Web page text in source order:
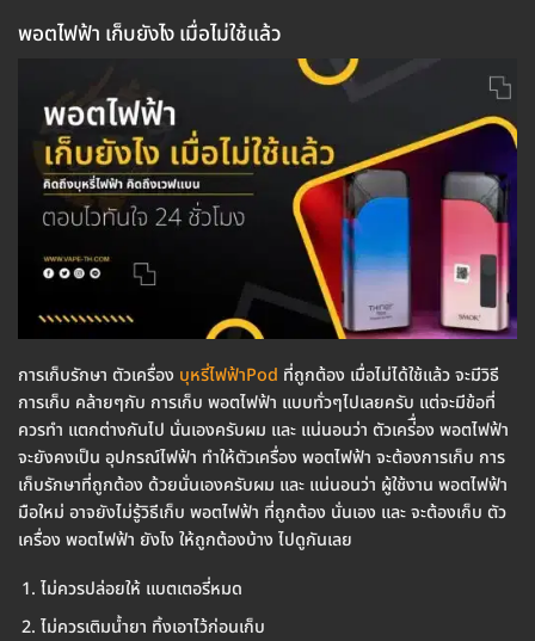
พอตไฟฟ้า เก็บยังไง เมื่อไม่ใช้แล้ว
การเก็บรักษา ตัวเครื่อง บุหรี่ไฟฟ้าPod ที่ถูกต้อง เมื่อไม่ได้ใช้แล้ว จะมีวิธี
การเก็บ คล้ายๆกับ การเก็บ พอตไฟฟ้า แบบทั่วๆไปเลยครับ แต่จะมีข้อที่
ควรทำ แตกต่างกันไป นั่นเองครับผม และ แน่นอนว่า ตัวเคร่ื่อง พอตไฟฟ้า
จะยังคงเป็น อุปกรณ์ไฟฟ้า ทำให้ตัวเครื่อง พอตไฟฟ้า จะต้องการเก็บ การ
เก็บรักษาที่ถูกต้อง ด้วยนั่นเองครับผม และ แน่นอนว่า ผู้ใช้งาน พอตไฟฟ้า
มือใหม่ อาจยังไม่รู้วิธีเก็บ พอตไฟฟ้า ที่ถูกต้อง นั่นเอง และ จะต้องเก็บ ตัว
เครื่อง พอตไฟฟ้า ยังไง ให้ถูกต้องบ้าง ไปดูกันเลย
ไม่ควรปล่อยให้ แบตเตอรี่หมด
ไม่ควรเติมน้ำยา ทิ้งเอาไว้ก่อนเก็บ